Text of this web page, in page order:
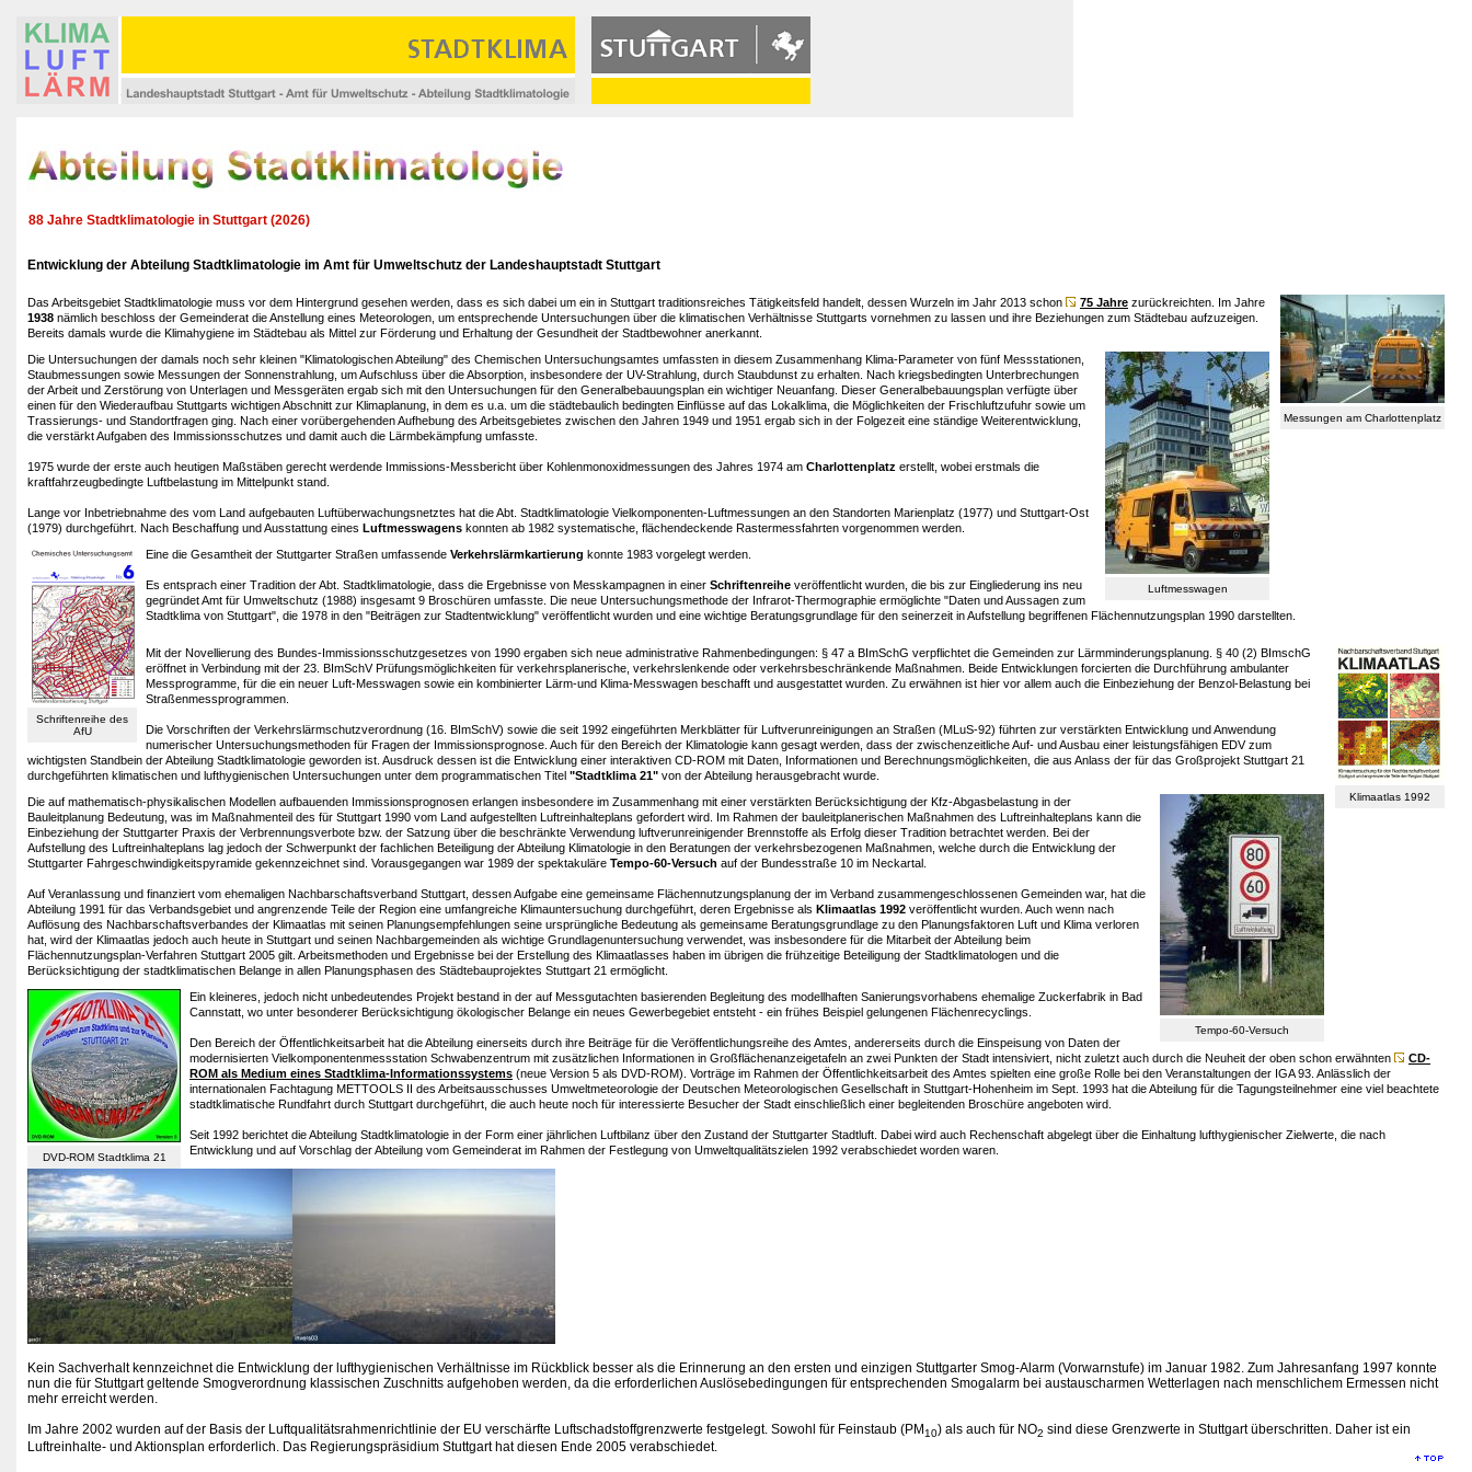
88 Jahre Stadtklimatologie in Stuttgart (2026)
Entwicklung der Abteilung Stadtklimatologie im Amt für Umweltschutz der Landeshauptstadt Stuttgart
Messungen am Charlottenplatz
Das Arbeitsgebiet Stadtklimatologie muss vor dem Hintergrund gesehen werden, dass es sich dabei um ein in Stuttgart traditionsreiches Tätigkeitsfeld handelt, dessen Wurzeln im Jahr 2013 schon 75 Jahre zurückreichten. Im Jahre
1938 nämlich beschloss der Gemeinderat die Anstellung eines Meteorologen, um entsprechende Untersuchungen über die klimatischen Verhältnisse Stuttgarts vornehmen zu lassen und ihre Beziehungen zum Städtebau aufzuzeigen.
Bereits damals wurde die Klimahygiene im Städtebau als Mittel zur Förderung und Erhaltung der Gesundheit der Stadtbewohner anerkannt.
Luftmesswagen
Die Untersuchungen der damals noch sehr kleinen "Klimatologischen Abteilung" des Chemischen Untersuchungsamtes umfassten in diesem Zusammenhang Klima-Parameter von fünf Messstationen,
Staubmessungen sowie Messungen der Sonnenstrahlung, um Aufschluss über die Absorption, insbesondere der UV-Strahlung, durch Staubdunst zu erhalten. Nach kriegsbedingten Unterbrechungen
der Arbeit und Zerstörung von Unterlagen und Messgeräten ergab sich mit den Untersuchungen für den Generalbebauungsplan ein wichtiger Neuanfang. Dieser Generalbebauungsplan verfügte über
einen für den Wiederaufbau Stuttgarts wichtigen Abschnitt zur Klimaplanung, in dem es u.a. um die städtebaulich bedingten Einflüsse auf das Lokalklima, die Möglichkeiten der Frischluftzufuhr sowie um
Trassierungs- und Standortfragen ging. Nach einer vorübergehenden Aufhebung des Arbeitsgebietes zwischen den Jahren 1949 und 1951 ergab sich in der Folgezeit eine ständige Weiterentwicklung,
die verstärkt Aufgaben des Immissionsschutzes und damit auch die Lärmbekämpfung umfasste.
1975 wurde der erste auch heutigen Maßstäben gerecht werdende Immissions-Messbericht über Kohlenmonoxidmessungen des Jahres 1974 am Charlottenplatz erstellt, wobei erstmals die
kraftfahrzeugbedingte Luftbelastung im Mittelpunkt stand.
Lange vor Inbetriebnahme des vom Land aufgebauten Luftüberwachungsnetztes hat die Abt. Stadtklimatologie Vielkomponenten-Luftmessungen an den Standorten Marienplatz (1977) und Stuttgart-Ost
(1979) durchgeführt. Nach Beschaffung und Ausstattung eines Luftmesswagens konnten ab 1982 systematische, flächendeckende Rastermessfahrten vorgenommen werden.
Schriftenreihe des
AfU
Eine die Gesamtheit der Stuttgarter Straßen umfassende Verkehrslärmkartierung konnte 1983 vorgelegt werden.
Es entsprach einer Tradition der Abt. Stadtklimatologie, dass die Ergebnisse von Messkampagnen in einer Schriftenreihe veröffentlicht wurden, die bis zur Eingliederung ins neu
gegründet Amt für Umweltschutz (1988) insgesamt 9 Broschüren umfasste. Die neue Untersuchungsmethode der Infrarot-Thermographie ermöglichte "Daten und Aussagen zum
Stadtklima von Stuttgart", die 1978 in den "Beiträgen zur Stadtentwicklung" veröffentlicht wurden und eine wichtige Beratungsgrundlage für den seinerzeit in Aufstellung begriffenen Flächennutzungsplan 1990 darstellten.
Klimaatlas 1992
Mit der Novellierung des Bundes-Immissionsschutzgesetzes von 1990 ergaben sich neue administrative Rahmenbedingungen: § 47 a BImSchG verpflichtet die Gemeinden zur Lärmminderungsplanung. § 40 (2) BImschG
eröffnet in Verbindung mit der 23. BImSchV Prüfungsmöglichkeiten für verkehrsplanerische, verkehrslenkende oder verkehrsbeschränkende Maßnahmen. Beide Entwicklungen forcierten die Durchführung ambulanter
Messprogramme, für die ein neuer Luft-Messwagen sowie ein kombinierter Lärm-und Klima-Messwagen beschafft und ausgestattet wurden. Zu erwähnen ist hier vor allem auch die Einbeziehung der Benzol-Belastung bei
Straßenmessprogrammen.
Die Vorschriften der Verkehrslärmschutzverordnung (16. BImSchV) sowie die seit 1992 eingeführten Merkblätter für Luftverunreinigungen an Straßen (MLuS-92) führten zur verstärkten Entwicklung und Anwendung
numerischer Untersuchungsmethoden für Fragen der Immissionsprognose. Auch für den Bereich der Klimatologie kann gesagt werden, dass der zwischenzeitliche Auf- und Ausbau einer leistungsfähigen EDV zum
wichtigsten Standbein der Abteilung Stadtklimatologie geworden ist. Ausdruck dessen ist die Entwicklung einer interaktiven CD-ROM mit Daten, Informationen und Berechnungsmöglichkeiten, die aus Anlass der für das Großprojekt Stuttgart 21
durchgeführten klimatischen und lufthygienischen Untersuchungen unter dem programmatischen Titel "Stadtklima 21" von der Abteilung herausgebracht wurde.
Tempo-60-Versuch
Die auf mathematisch-physikalischen Modellen aufbauenden Immissionsprognosen erlangen insbesondere im Zusammenhang mit einer verstärkten Berücksichtigung der Kfz-Abgasbelastung in der
Bauleitplanung Bedeutung, was im Maßnahmenteil des für Stuttgart 1990 vom Land aufgestellten Luftreinhalteplans gefordert wird. Im Rahmen der bauleitplanerischen Maßnahmen des Luftreinhalteplans kann die
Einbeziehung der Stuttgarter Praxis der Verbrennungsverbote bzw. der Satzung über die beschränkte Verwendung luftverunreinigender Brennstoffe als Erfolg dieser Tradition betrachtet werden. Bei der
Aufstellung des Luftreinhalteplans lag jedoch der Schwerpunkt der fachlichen Beteiligung der Abteilung Klimatologie in den Beratungen der verkehrsbezogenen Maßnahmen, welche durch die Entwicklung der
Stuttgarter Fahrgeschwindigkeitspyramide gekennzeichnet sind. Vorausgegangen war 1989 der spektakuläre Tempo-60-Versuch auf der Bundesstraße 10 im Neckartal.
Auf Veranlassung und finanziert vom ehemaligen Nachbarschaftsverband Stuttgart, dessen Aufgabe eine gemeinsame Flächennutzungsplanung der im Verband zusammengeschlossenen Gemeinden war, hat die
Abteilung 1991 für das Verbandsgebiet und angrenzende Teile der Region eine umfangreiche Klimauntersuchung durchgeführt, deren Ergebnisse als Klimaatlas 1992 veröffentlicht wurden. Auch wenn nach
Auflösung des Nachbarschaftsverbandes der Klimaatlas mit seinen Planungsempfehlungen seine ursprüngliche Bedeutung als gemeinsame Beratungsgrundlage zu den Planungsfaktoren Luft und Klima verloren
hat, wird der Klimaatlas jedoch auch heute in Stuttgart und seinen Nachbargemeinden als wichtige Grundlagenuntersuchung verwendet, was insbesondere für die Mitarbeit der Abteilung beim
Flächennutzungsplan-Verfahren Stuttgart 2005 gilt. Arbeitsmethoden und Ergebnisse bei der Erstellung des Klimaatlasses haben im übrigen die frühzeitige Beteiligung der Stadtklimatologen und die
Berücksichtigung der stadtklimatischen Belange in allen Planungsphasen des Städtebauprojektes Stuttgart 21 ermöglicht.
DVD-ROM Stadtklima 21
Ein kleineres, jedoch nicht unbedeutendes Projekt bestand in der auf Messgutachten basierenden Begleitung des modellhaften Sanierungsvorhabens ehemalige Zuckerfabrik in Bad
Cannstatt, wo unter besonderer Berücksichtigung ökologischer Belange ein neues Gewerbegebiet entsteht - ein frühes Beispiel gelungenen Flächenrecyclings.
Den Bereich der Öffentlichkeitsarbeit hat die Abteilung einerseits durch ihre Beiträge für die Veröffentlichungsreihe des Amtes, andererseits durch die Einspeisung von Daten der
modernisierten Vielkomponentenmessstation Schwabenzentrum mit zusätzlichen Informationen in Großflächenanzeigetafeln an zwei Punkten der Stadt intensiviert, nicht zuletzt auch durch die Neuheit der oben schon erwähnten
CD-
ROM als Medium eines Stadtklima-Informationssystems (neue Version 5 als DVD-ROM). Vorträge im Rahmen der Öffentlichkeitsarbeit des Amtes spielten eine große Rolle bei den Veranstaltungen der IGA 93. Anlässlich der
internationalen Fachtagung METTOOLS II des Arbeitsausschusses Umweltmeteorologie der Deutschen Meteorologischen Gesellschaft in Stuttgart-Hohenheim im Sept. 1993 hat die Abteilung für die Tagungsteilnehmer eine viel beachtete
stadtklimatische Rundfahrt durch Stuttgart durchgeführt, die auch heute noch für interessierte Besucher der Stadt einschließlich einer begleitenden Broschüre angeboten wird.
Seit 1992 berichtet die Abteilung Stadtklimatologie in der Form einer jährlichen Luftbilanz über den Zustand der Stuttgarter Stadtluft. Dabei wird auch Rechenschaft abgelegt über die Einhaltung lufthygienischer Zielwerte, die nach
Entwicklung und auf Vorschlag der Abteilung vom Gemeinderat im Rahmen der Festlegung von Umweltqualitätszielen 1992 verabschiedet worden waren.
Kein Sachverhalt kennzeichnet die Entwicklung der lufthygienischen Verhältnisse im Rückblick besser als die Erinnerung an den ersten und einzigen Stuttgarter Smog-Alarm (Vorwarnstufe) im Januar 1982. Zum Jahresanfang 1997 konnte
nun die für Stuttgart geltende Smogverordnung klassischen Zuschnitts aufgehoben werden, da die erforderlichen Auslösebedingungen für entsprechenden Smogalarm bei austauscharmen Wetterlagen nach menschlichem Ermessen nicht
mehr erreicht werden.
Im Jahre 2002 wurden auf der Basis der Luftqualitätsrahmenrichtlinie der EU verschärfte Luftschadstoffgrenzwerte festgelegt. Sowohl für Feinstaub (PM10) als auch für NO2 sind diese Grenzwerte in Stuttgart überschritten. Daher ist ein
Luftreinhalte- und Aktionsplan erforderlich. Das Regierungspräsidium Stuttgart hat diesen Ende 2005 verabschiedet.